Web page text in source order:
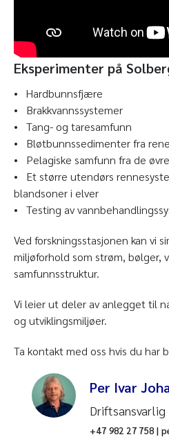
Eksperimenter på
• Hardbunnsfjære
• Brakkvannssystemer
• Tang- og taresamfunn
• Bløtbunnssedimenter fra
• Pelagiske samfunn fra de
• Et større utendørs
blandsoner i elver
• Testing av
Ved forskningsstasjonen kan vi
miljøforhold som strøm, bølger,
samfunnsstruktur.
Vi leier ut deler av anlegget til
og utviklingsmiljøer.
Ta kontakt med oss hvis du har
Per Ivar
Driftsansvarlig
+47 982 27 758 |